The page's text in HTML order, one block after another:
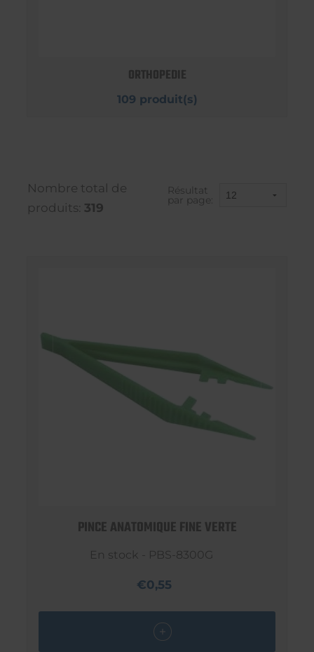
ORTHOPEDIE
109 produit(s)
Nombre total de
produits: 319
Résultat
par page:
PINCE ANATOMIQUE FINE VERTE
En stock - PBS-8300G
€0,55